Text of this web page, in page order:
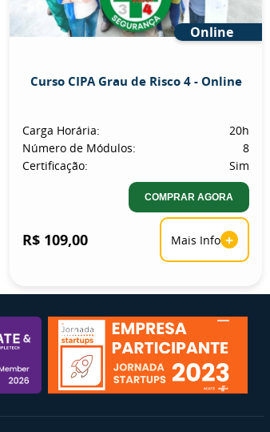
Online
Curso CIPA Grau de Risco 4 - Online
Carga Horária:
20h
Número de Módulos:
8
Certificação:
Sim
COMPRAR AGORA
R$ 109,00 Mais Info +